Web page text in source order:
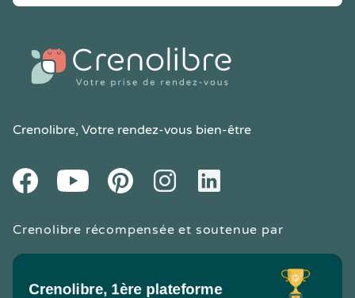
Crenolibre, Votre rendez-vous bien-être
FacebookYoutube PinteresetInstagramLinkedIn
Crenolibre récompensée et soutenue par